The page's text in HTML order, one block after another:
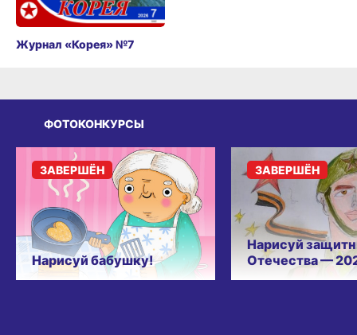
Журнал «Корея» №7
ФОТОКОНКУРСЫ
Нарисуй бабушку!
ЗАВЕРШЁН
Нарисуй
Отечества —
ЗАВЕРШЁН